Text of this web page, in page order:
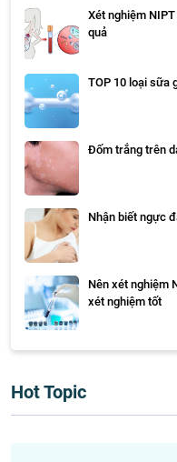
Xét nghiệm
quả
TOP 10 loại sữa
Đốm trắng trên
Nhận biết ngực
Nên xét nghiệm
xét nghiệm tốt
Hot Topic